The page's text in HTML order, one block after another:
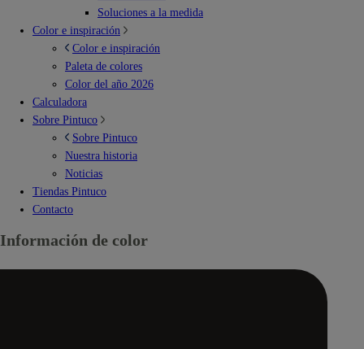
Soluciones a la medida
Color e inspiración
Color e inspiración
Paleta de colores
Color del año 2026
Calculadora
Sobre Pintuco
Sobre Pintuco
Nuestra historia
Noticias
Tiendas Pintuco
Contacto
Información de color